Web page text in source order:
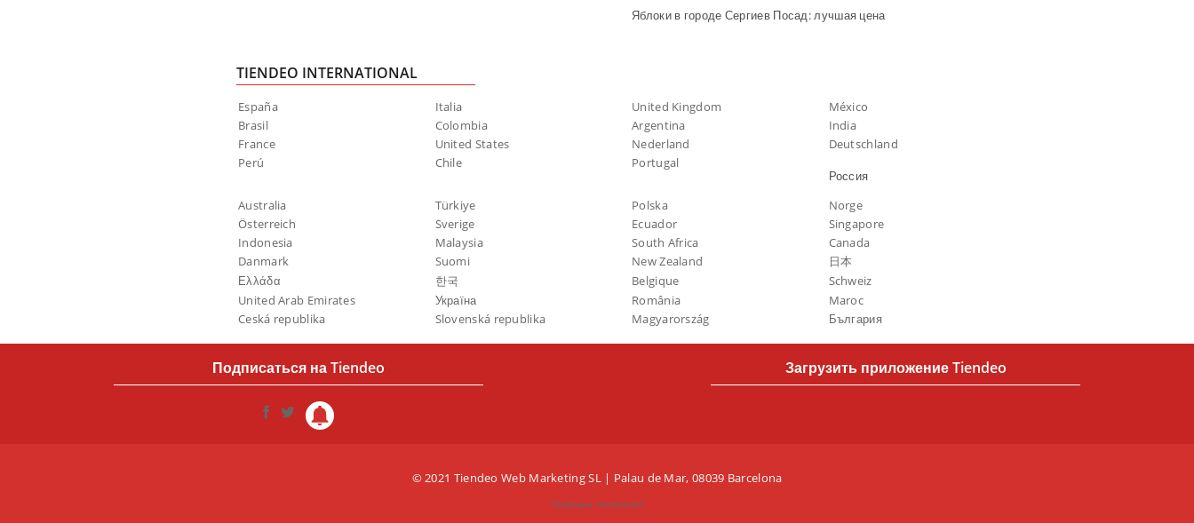
Яблоки в городе Сергиев Посад: лучшая цена
TIENDEO INTERNATIONAL
España Italia United Kingdom
México
Brasil
Colombia Argentina
India
France
United States Nederland
Deutschland
Perú
Chile
Portugal
Россия
Australia
Türkiye Polska
Norge
Österreich
Sverige Ecuador
Singapore
Indonesia
Malaysia South Africa
Canada
Danmark
Suomi New Zealand
日本
Ελλάδα
한국 Belgique
Schweiz
United Arab Emirates
Україна România
Maroc
Ceská republika
Slovenská republika Magyarország България
Подписаться на Tiendeo Загрузить приложение Tiendeo
© 2021 Tiendeo Web Marketing SL | Palau de Mar, 08039 Barcelona
Правовые положения